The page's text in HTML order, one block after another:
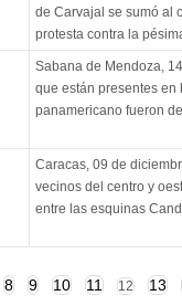
de Carvajal se sumó al
protesta contra la
Sabana de Mendoza,
que están presentes
panamericano fueron
Caracas, 09 de
vecinos del centro y
entre las esquinas
8 9 10 11 12 13